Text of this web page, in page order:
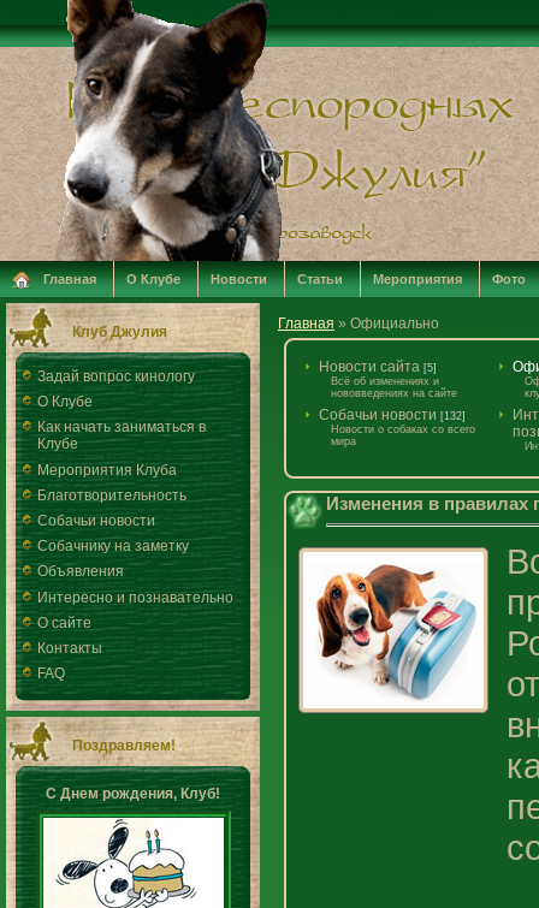
Главная О Клубе Новости Статьи Мероприятия Фото
Клуб Джулия
Задай вопрос кинологу
О Клубе
Как начать заниматься в
Клубе
Мероприятия Клуба
Благотворительность
Собачьи новости
Собачнику на заметку
Объявления
Интересно и познавательно
О сайте
Контакты
FAQ
Поздравляем!
С Днем рождения, Клуб!
Главная » Официально
Новости сайта [5]
Всё об изменениях и
нововведениях на сайте
Собачьи новости [132]
Новости о собаках со всего
мира
Изменения в правилах